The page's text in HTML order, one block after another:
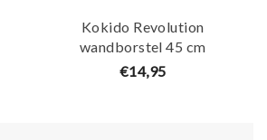
Kokido Revolution
wandborstel 45 cm
€14,95